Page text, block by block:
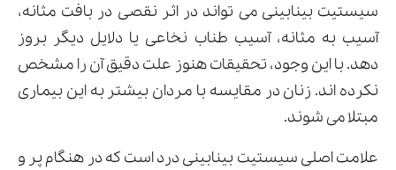
سیستیت بینابینی می تواند در اثر نقصی در بافت مثانه،
آسیب به مثانه، آسیب طناب نخاعی یا دلایل دیگر بروز
دهد. با این وجود، تحقیقات هنوز علت دقیق آن را مشخص
نکرده اند. زنان در مقایسه با مردان بیشتر به این بیماری
مبتلا می شوند.
علامت اصلی سیستیت بینابینی درد است که در هنگام پر و